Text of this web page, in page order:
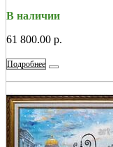
В наличии
61 800.00 р.
Подробнее